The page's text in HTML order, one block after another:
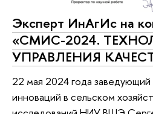
Эксперт ИнАгИс на
«СМИС-2024.
УПРАВЛЕНИЯ
22 мая 2024 года
инноваций в сельском